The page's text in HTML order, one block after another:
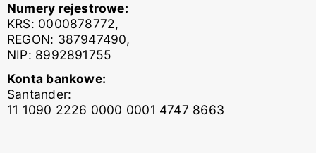
Numery rejestrowe:
KRS: 0000878772,
REGON: 387947490,
NIP: 8992891755
Konta bankowe:
Santander:
11 1090 2226 0000 0001 4747 8663